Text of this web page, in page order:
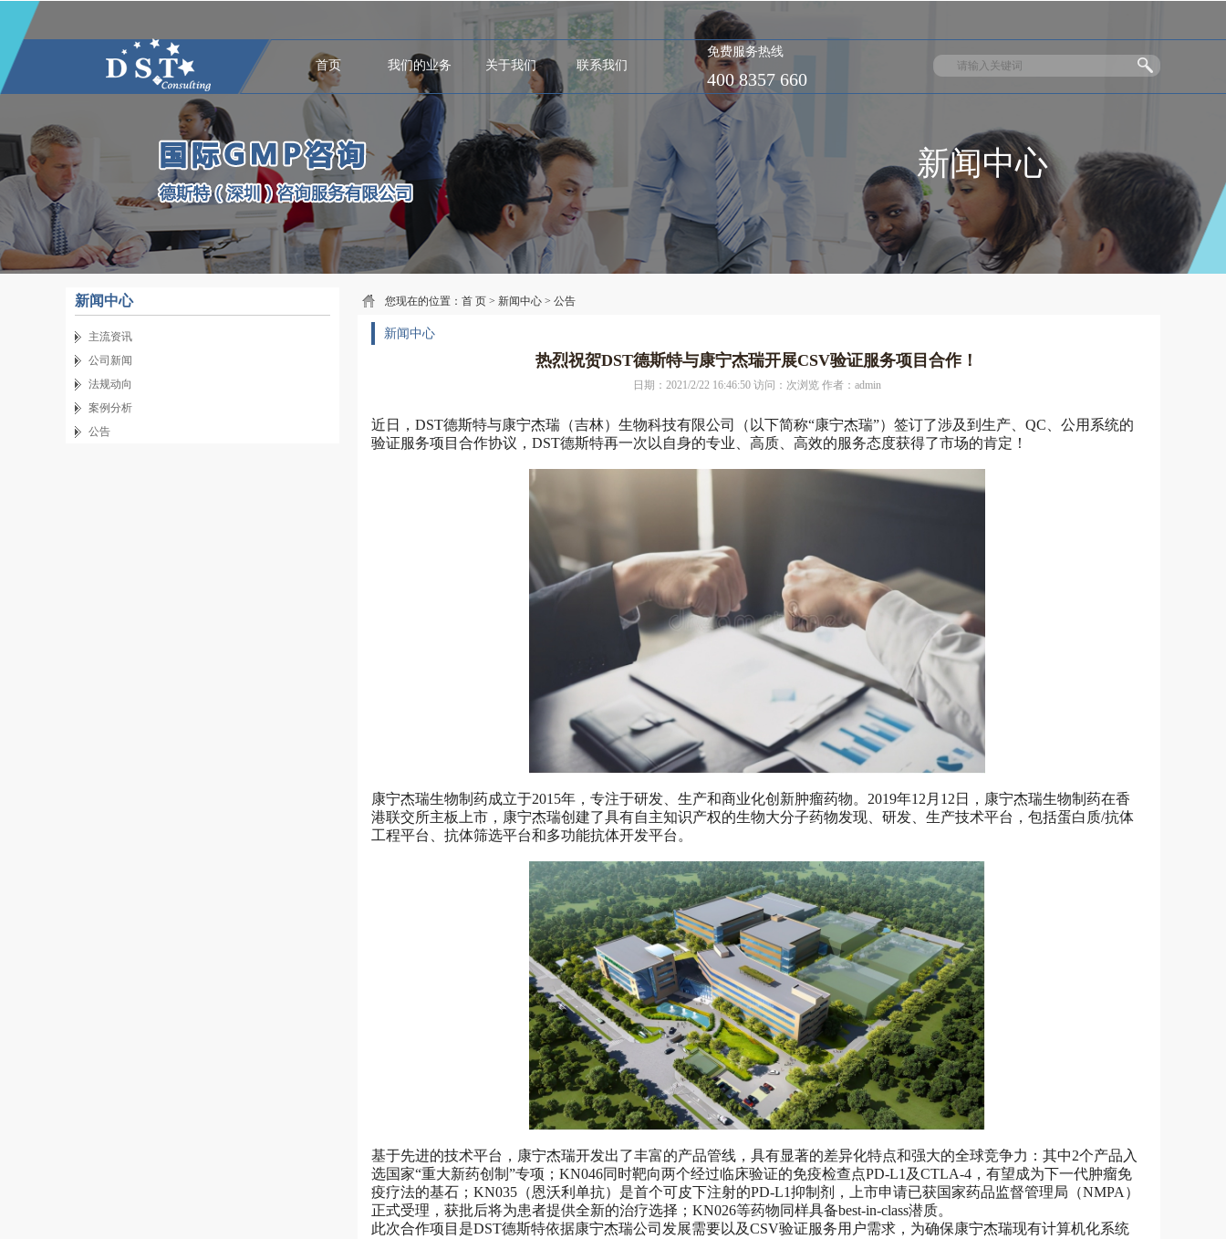
首页 我们的业务 关于我们 联系我们
免费服务热线
400 8357 660
新闻中心
新闻中心
主流资讯
公司新闻
法规动向
案例分析
公告
您现在的位置： 首 页 > 新闻中心 > 公告
新闻中心
热烈祝贺DST德斯特与康宁杰瑞开展CSV验证服务项目合作！
日期：2021/2/22 16:46:50 访问： 次浏览 作者：admin
近日，DST德斯特与康宁杰瑞（吉林）生物科技有限公司（以下简称“康宁杰瑞”）签订了涉及到生产、QC、公用系统的
验证服务项目合作协议，DST德斯特再一次以自身的专业、高质、高效的服务态度获得了市场的肯定！
康宁杰瑞生物制药成立于2015年，专注于研发、生产和商业化创新肿瘤药物。2019年12月12日，康宁杰瑞生物制药在香
港联交所主板上市，康宁杰瑞创建了具有自主知识产权的生物大分子药物发现、研发、生产技术平台，包括蛋白质/抗体
工程平台、抗体筛选平台和多功能抗体开发平台。
基于先进的技术平台，康宁杰瑞开发出了丰富的产品管线，具有显著的差异化特点和强大的全球竞争力：其中2个产品入
选国家“重大新药创制”专项；KN046同时靶向两个经过临床验证的免疫检查点PD-L1及CTLA-4，有望成为下一代肿瘤免
疫疗法的基石；KN035（恩沃利单抗）是首个可皮下注射的PD-L1抑制剂，上市申请已获国家药品监督管理局（NMPA）
正式受理，获批后将为患者提供全新的治疗选择；KN026等药物同样具备best-in-class潜质。
此次合作项目是DST德斯特依据康宁杰瑞公司发展需要以及CSV验证服务用户需求，为确保康宁杰瑞现有计算机化系统